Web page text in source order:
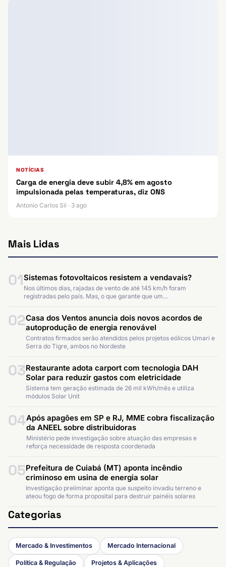
NOTÍCIAS
Carga de energia deve subir 4,8% em agosto
impulsionada pelas temperaturas, diz ONS
Antonio Carlos Sil · 3 ago
Mais Lidas
01Sistemas fotovoltaicos resistem a vendavais?
Nos últimos dias, rajadas de vento de até 145 km/h foram
registradas pelo país. Mas, o que garante que um…
02Casa dos Ventos anuncia dois novos acordos de
autoprodução de energia renovável
Contratos firmados serão atendidos pelos projetos eólicos Umari e
Serra do Tigre, ambos no Nordeste
03Restaurante adota carport com tecnologia DAH
Solar para reduzir gastos com eletricidade
Sistema tem geração estimada de 26 mil kWh/mês e utiliza
módulos Solar Unit
04Após apagões em SP e RJ, MME cobra fiscalização
da ANEEL sobre distribuidoras
Ministério pede investigação sobre atuação das empresas e
reforça necessidade de resposta coordenada
05Prefeitura de Cuiabá (MT) aponta incêndio
criminoso em usina de energia solar
Investigação preliminar aponta que suspeito invadiu terreno e
ateou fogo de forma proposital para destruir painéis solares
Categorias
Mercado & Investimentos Mercado Internacional
Política & Regulação Projetos & Aplicações